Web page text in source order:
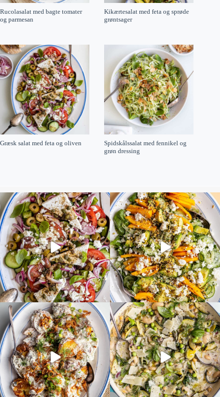
Rucolasalat med bagte tomater
og parmesan
Kikærtesalat med feta og sprøde
grøntsager
Græsk salat med feta og oliven
Spidskålssalat med fennikel og
grøn dressing